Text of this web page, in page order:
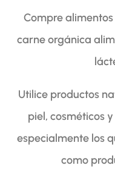
Compre
carne orgánica
Utilice productos
piel, cosméticos
especialmente los
como